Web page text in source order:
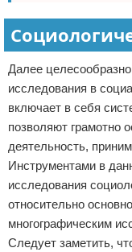
Далее
исследования в
включает в себя
позволяют грамотно
деятельность,
Инструментами в
исследования
относительно
многографическим
Следует заметить,